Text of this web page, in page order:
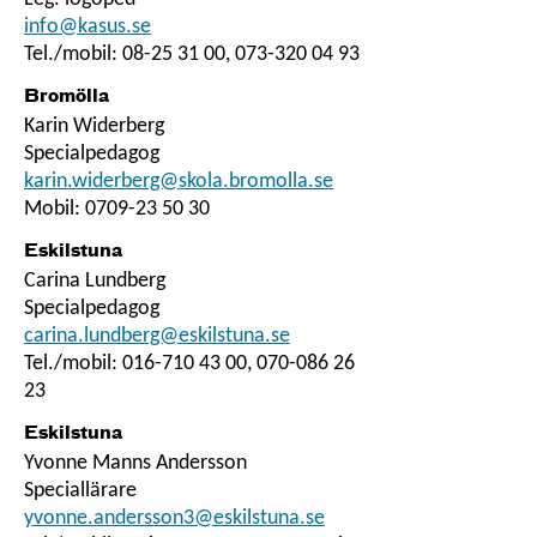
info@kasus.se
Tel./mobil: 08-25 31 00, 073-320 04 93
Bromölla
Karin Widerberg
Specialpedagog
karin.widerberg@skola.bromolla.se
Mobil: 0709-23 50 30
Eskilstuna
Carina Lundberg
Specialpedagog
carina.lundberg@eskilstuna.se
Tel./mobil: 016-710 43 00, 070-086 26
23
Eskilstuna
Yvonne Manns Andersson
Speciallärare
yvonne.andersson3@eskilstuna.se